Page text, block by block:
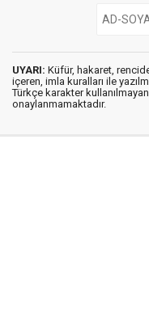
UYARI: Küfür, hakaret,
içeren, imla kuralları ile
Türkçe karakter
onaylanmamaktadır.